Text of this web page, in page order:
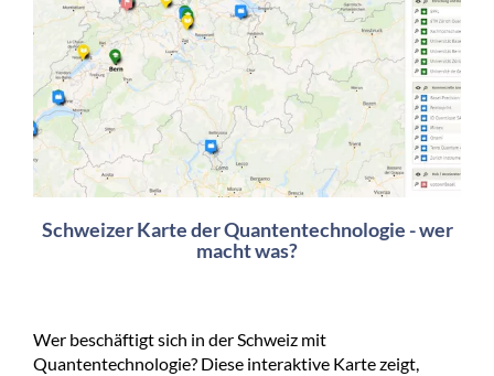
Schweizer Karte der Quantentechnologie - wer
macht was?
Wer beschäftigt sich in der Schweiz mit
Quantentechnologie? Diese interaktive Karte zeigt,